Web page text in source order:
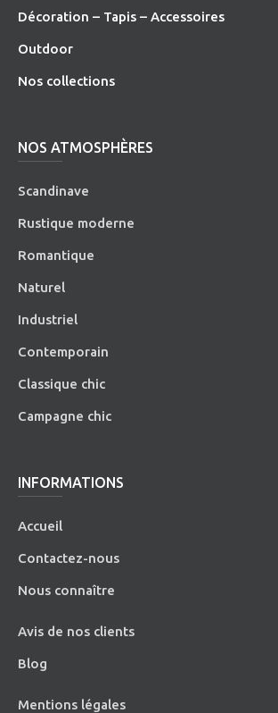
Décoration – Tapis – Accessoires
Outdoor
Nos collections
NOS ATMOSPHÈRES
Scandinave
Rustique moderne
Romantique
Naturel
Industriel
Contemporain
Classique chic
Campagne chic
INFORMATIONS
Accueil
Contactez-nous
Nous connaître
Avis de nos clients
Blog
Mentions légales